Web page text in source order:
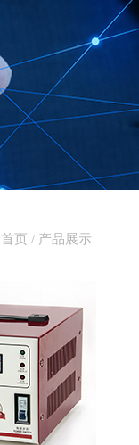
首页 / 产品展示